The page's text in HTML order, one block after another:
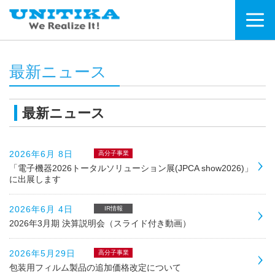
最新ニュース
最新ニュース
2026年6月 8日 高分子事業
「電子機器2026トータルソリューション展(JPCA show2026)」
に出展します
2026年6月 4日 IR情報
2026年3月期 決算説明会（スライド付き動画）
2026年5月29日 高分子事業
包装用フィルム製品の追加価格改定について